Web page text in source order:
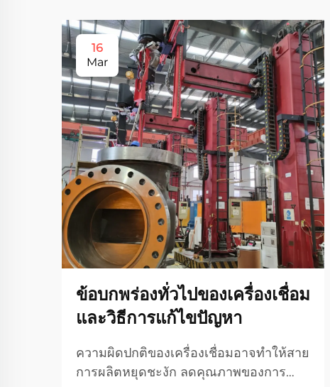
16
Mar
ข้อบกพร่องทั่วไปของเครื่องเชื่อม
และวิธีการแก้ไขปัญหา
ความผิดปกติของเครื่องเชื่อมอาจทำให้สาย
การผลิตหยุดชะงัก ลดคุณภาพของการ